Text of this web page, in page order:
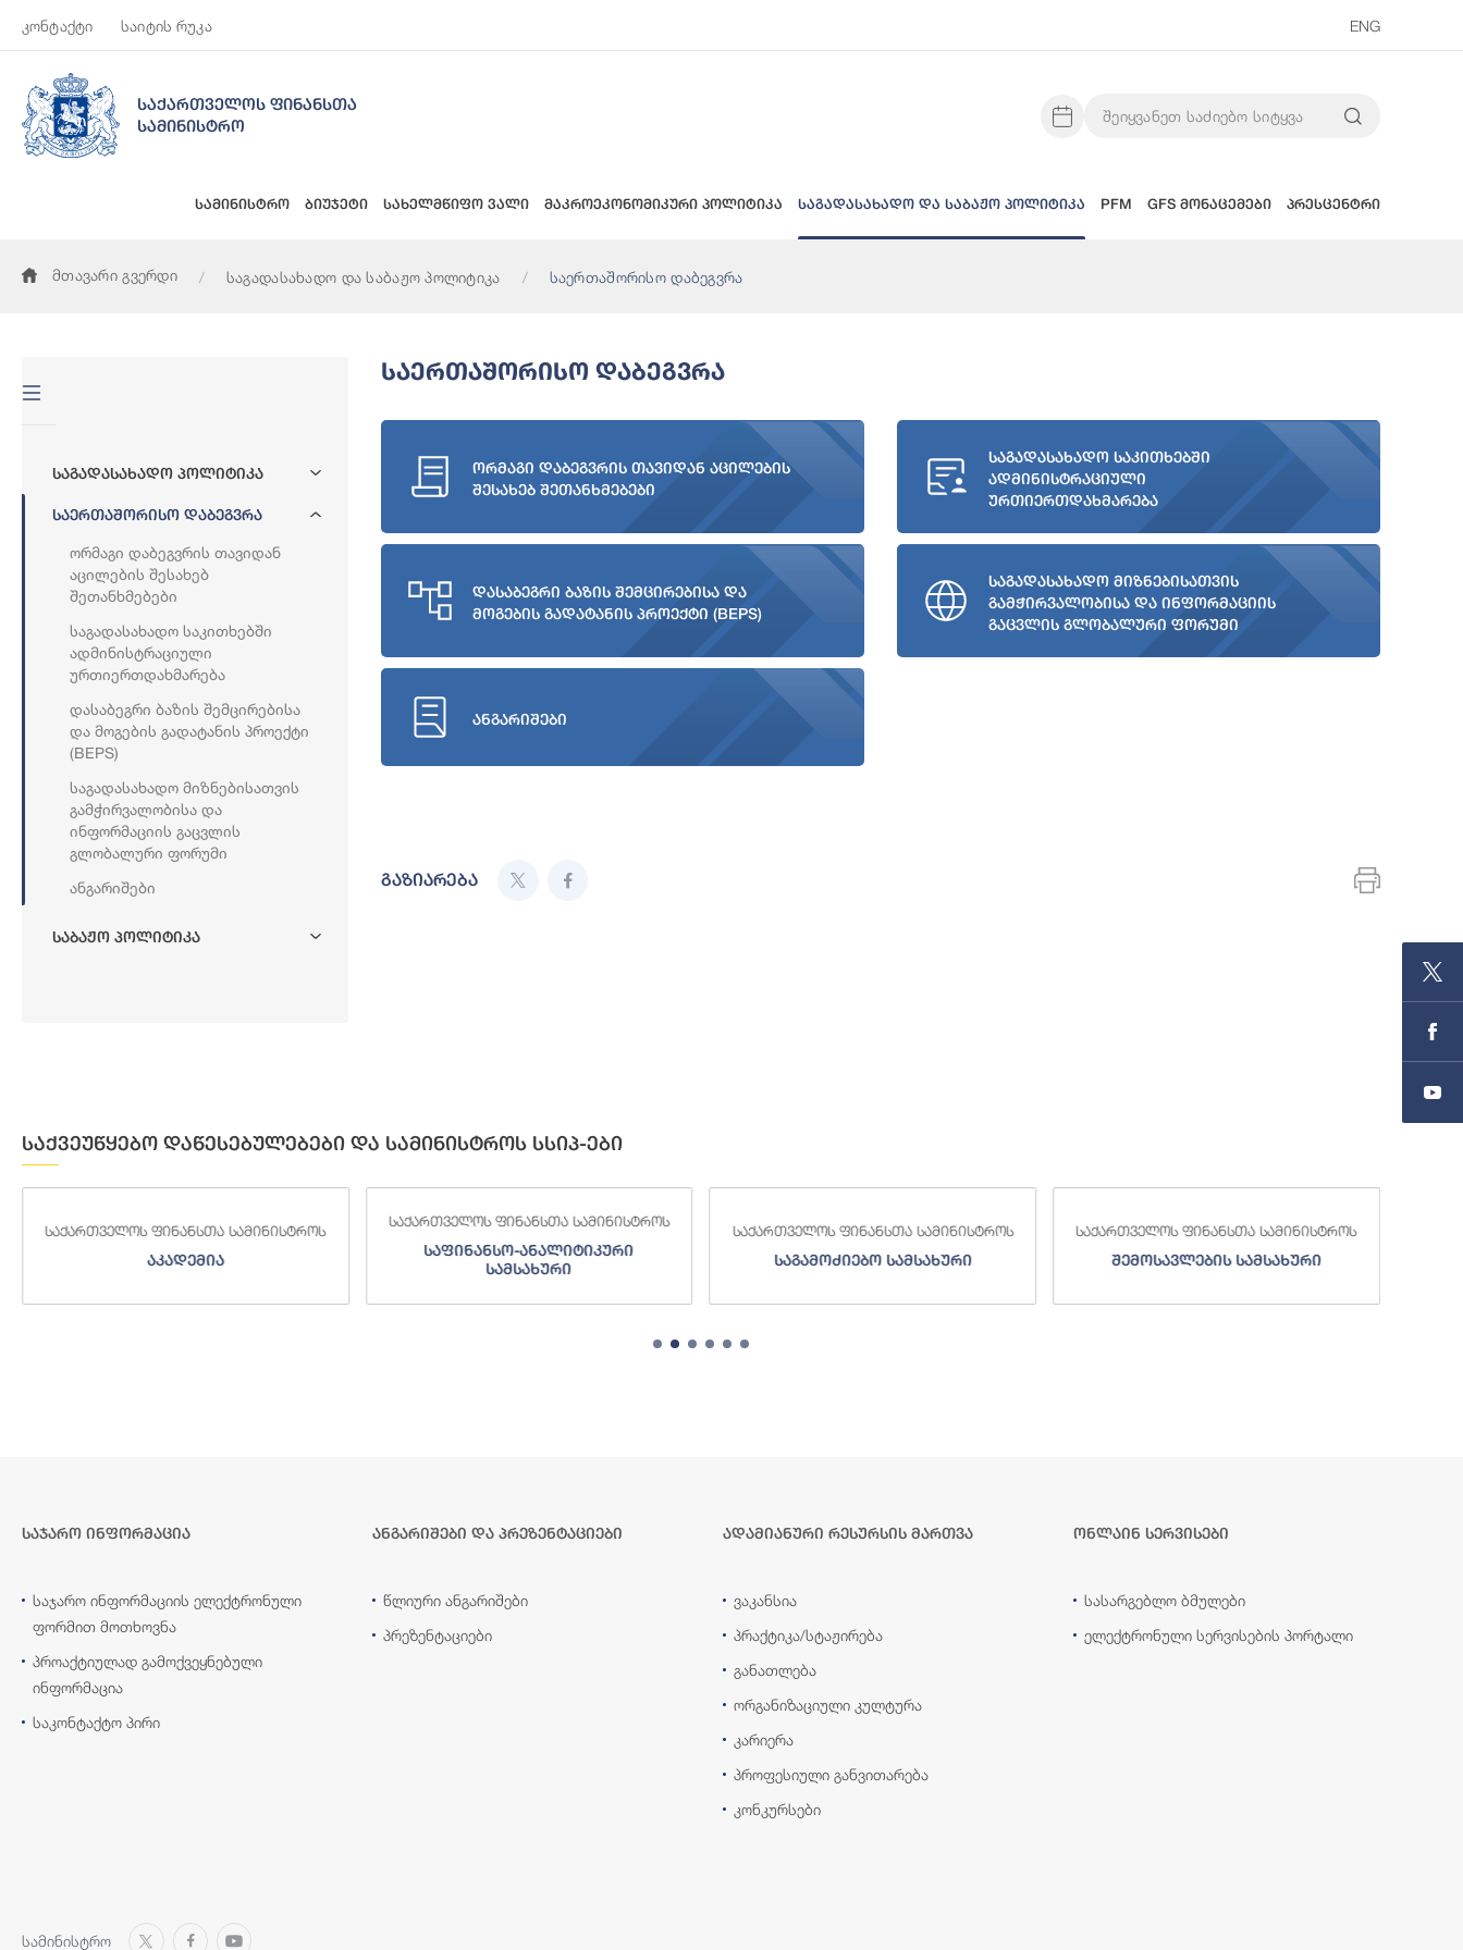
კონტაქტი საიტის რუკა ENG
საქართველოს ფინანსთა
სამინისტრო
სამინისტრო ბიუჯეტი სახელმწიფო ვალი მაკროეკონომიკური პოლიტიკა საგადასახადო და საბაჟო პოლიტიკა PFM GFS მონაცემები პრესცენტრი
მთავარი გვერდი საგადასახადო და საბაჟო პოლიტიკა საერთაშორისო დაბეგვრა
Საგადასახადო Პოლიტიკა
Საერთაშორისო Დაბეგვრა
Ორმაგი Დაბეგვრის Თავიდან
Აცილების Შესახებ
Შეთანხმებები
Საგადასახადო Საკითხებში
Ადმინისტრაციული
Ურთიერთდახმარება
Დასაბეგრი Ბაზის Შემცირებისა
Და Მოგების Გადატანის Პროექტი
(BEPS)
Საგადასახადო Მიზნებისათვის
Გამჭირვალობისა Და
Ინფორმაციის Გაცვლის
Გლობალური Ფორუმი
Ანგარიშები
Საბაჟო Პოლიტიკა
Საერთაშორისო Დაბეგვრა
ორმაგი დაბეგვრის თავიდან აცილების
შესახებ შეთანხმებები
საგადასახადო საკითხებში
ადმინისტრაციული
ურთიერთდახმარება
დასაბეგრი ბაზის შემცირებისა და
მოგების გადატანის პროექტი (BEPS)
საგადასახადო მიზნებისათვის
გამჭირვალობისა და ინფორმაციის
გაცვლის გლობალური ფორუმი
ანგარიშები
გაზიარება
საქვეუწყებო დაწესებულებები და სამინისტროს სსიპ-ები
საქართველოს ფინანსთა სამინისტროს
საფინანსო-ანალიტიკური
სამსახური
საქართველოს ფინანსთა სამინისტროს
საგამოძიებო სამსახური
საქართველოს ფინანსთა სამინისტროს
შემოსავლების სამსახური
საქართველოს ფინანსთა სამინისტროს
სახელმწიფო ხაზინა
საჯარო ინფორმაცია
საჯარო ინფორმაციის ელექტრონული
ფორმით მოთხოვნა
პროაქტიულად გამოქვეყნებული
ინფორმაცია
საკონტაქტო პირი
ანგარიშები და პრეზენტაციები
წლიური ანგარიშები
პრეზენტაციები
ადამიანური რესურსის მართვა
ვაკანსია
პრაქტიკა/სტაჟირება
განათლება
ორგანიზაციული კულტურა
კარიერა
პროფესიული განვითარება
კონკურსები
ონლაინ სერვისები
სასარგებლო ბმულები
ელექტრონული სერვისების პორტალი
სამინისტრო